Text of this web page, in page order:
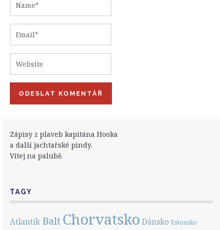
Zápisy z plaveb kapitána Hooka
a další jachtařské pindy.
Vítej na palubě.
TAGY
Atlantik Balt Chorvatsko Dánsko Estonsko